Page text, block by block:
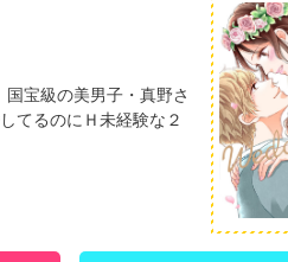
宝級の美男子・真野さ
てるのにＨ未経験な２